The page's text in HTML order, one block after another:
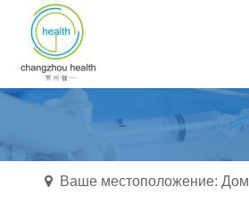
Ваше местоположение: Дом